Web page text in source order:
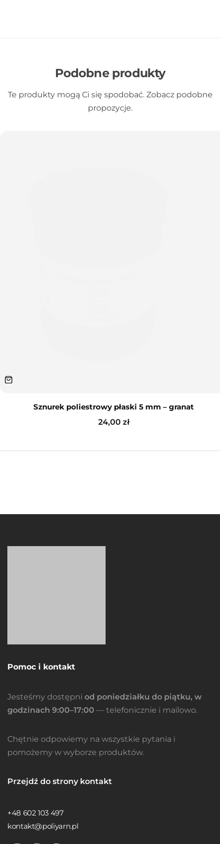
Podobne produkty
Te produkty mogą Ci się spodobać. Zobacz podobne
propozycje.
Sznurek poliestrowy płaski 5 mm – granat
24,00 zł
Pomoc i kontakt
Jesteśmy dostępni od poniedziałku do piątku, w
godzinach 9:00–17:00 — telefonicznie i mailowo.
Chętnie odpowiemy na wszystkie pytania i
pomożemy w wyborze produktów.
Przejdź do strony kontakt
+48 602 103 497
kontakt@poliyarn.pl